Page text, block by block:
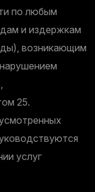
по любым
и издержкам
возникающим
25.
услуг